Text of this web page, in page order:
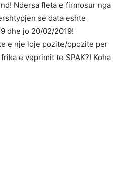
Ndersa fleta e firmosur nga
se data eshte
dhe jo 20/02/2019!
e nje loje pozite/opozite per
e veprimit te SPAK?! Koha